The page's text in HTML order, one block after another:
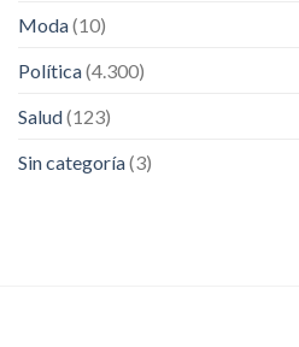
Moda(10)
Política(4.300)
Salud(123)
Sin categoría(3)